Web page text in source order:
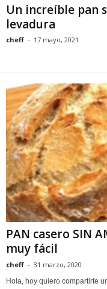
Un increíble pan
levadura
cheff - 17 mayo, 2021
PAN casero SIN
muy fácil
cheff - 31 marzo, 2020
Hola, hoy quiero compartirte